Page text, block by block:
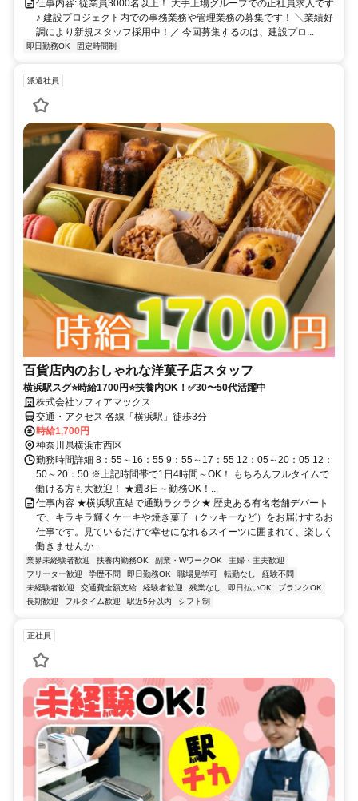
仕事内容: 従業員3000名以上！ 大手上場グループでの正社員求人です
♪ 建設プロジェクト内での事務業務や管理業務の募集です！ ╲業績好
調により新規スタッフ採用中！／ㅤ 今回募集するのは、建設プロ...
即日勤務OK 固定時間制
派遣社員
百貨店内のおしゃれな洋菓子店スタッフ
横浜駅スグ⭐時給1700円⭐扶養内OK！✅30〜50代活躍中
株式会社ソフィアマックス
交通・アクセス 各線「横浜駅」徒歩3分
時給1,700円
神奈川県横浜市西区
勤務時間詳細 8：55～16：55 9：55～17：55 12：05～20：05 12：
50～20：50 ※上記時間帯で1日4時間～OK！ もちろんフルタイムで
働ける方も大歓迎！ ★週3日～勤務OK！...
仕事内容 ★横浜駅直結で通勤ラクラク★ 歴史ある有名老舗デパート
で、キラキラ輝くケーキや焼き菓子（クッキーなど）をお届けするお
仕事です。見ているだけで幸せになれるスイーツに囲まれて、楽しく
働きませんか...
業界未経験者歓迎 扶養内勤務OK 副業・WワークOK
主婦・主夫歓迎
フリーター歓迎
学歴不問 即日勤務OK 職場見学可 転勤なし
経験不問
未経験者歓迎
交通費全額支給 経験者歓迎 残業なし 即日払いOK
ブランクOK
長期歓迎
フルタイム歓迎 駅近5分以内 シフト制
正社員